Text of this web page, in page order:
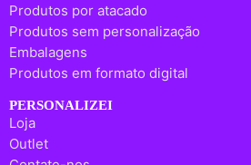
Produtos por atacado
Produtos sem personalização
Embalagens
Produtos em formato digital
PERSONALIZEI
Loja
Outlet